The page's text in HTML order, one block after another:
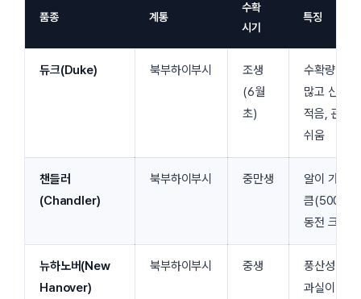
품종 계통
수확
시기
특징
듀크(Duke) 북부하이부시
조생
(6월
초)
수확량
많고 신맛
적음, 관리
쉬움
챈들러
(Chandler)
북부하이부시 중만생
알이 가장
큼(500원
동전 크기)
뉴하노버(New
Hanover)
북부하이부시 중생
풍산성·
과실이